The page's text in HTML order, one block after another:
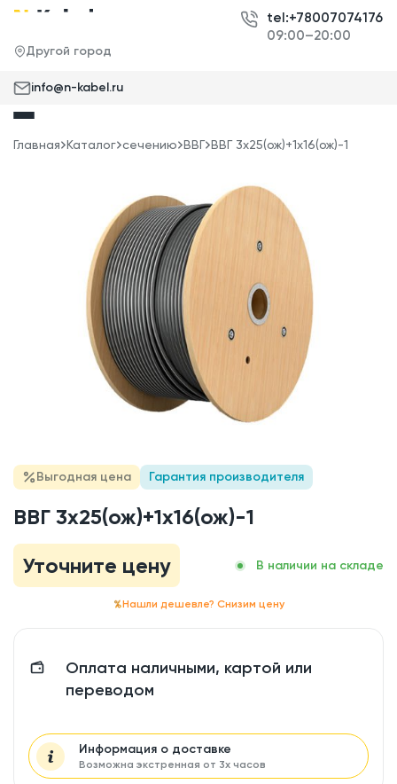
Другой город
tel:+78007074176
09:00–20:00
info@n-kabel.ru
Главная Каталог сечению ВВГ ВВГ 3x25(ож)+1x16(ож)-1
Выгодная цена Гарантия производителя
ВВГ 3x25(ож)+1x16(ож)-1
Уточните цену
В наличии на складе
Нашли дешевле? Снизим цену
Оплата наличными, картой или
переводом
Информация о доставке
Возможна экстренная от 3х часов